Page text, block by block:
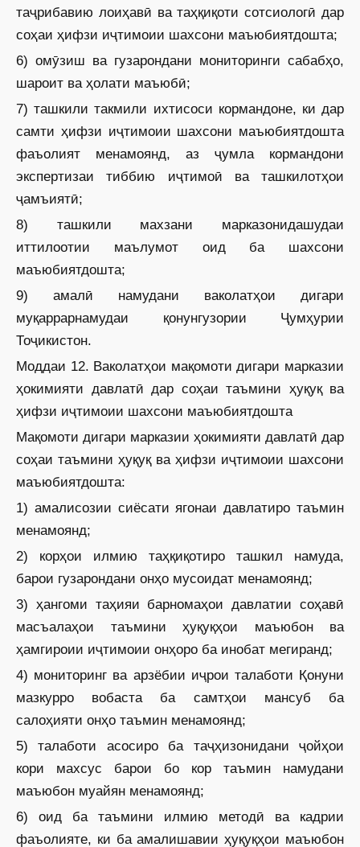
таҷрибавию лоиҳавӣ ва таҳқиқоти сотсиологӣ дар
соҳаи ҳифзи иҷтимоии шахсони маъюбиятдошта;
6) омӯзиш ва гузарондани мониторинги сабабҳо,
шароит ва ҳолати маъюбӣ;
7) ташкили такмили ихтисоси кормандоне, ки дар
самти ҳифзи иҷтимоии шахсони маъюбиятдошта
фаъолият менамоянд, аз ҷумла кормандони
экспертизаи тиббию иҷтимоӣ ва ташкилотҳои
ҷамъиятӣ;
8) ташкили махзани марказонидашудаи
иттилоотии маълумот оид ба шахсони
маъюбиятдошта;
9) амалӣ намудани ваколатҳои дигари
муқаррарнамудаи қонунгузории Ҷумҳурии
Тоҷикистон.
Моддаи 12. Ваколатҳои мақомоти дигари марказии
ҳокимияти давлатӣ дар соҳаи таъмини ҳуқуқ ва
ҳифзи иҷтимоии шахсони маъюбиятдошта
Мақомоти дигари марказии ҳокимияти давлатӣ дар
соҳаи таъмини ҳуқуқ ва ҳифзи иҷтимоии шахсони
маъюбиятдошта:
1) амалисозии сиёсати ягонаи давлатиро таъмин
менамоянд;
2) корҳои илмию таҳқиқотиро ташкил намуда,
барои гузарондани онҳо мусоидат менамоянд;
3) ҳангоми таҳияи барномаҳои давлатии соҳавӣ
масъалаҳои таъмини ҳуқуқҳои маъюбон ва
ҳамгироии иҷтимоии онҳоро ба инобат мегиранд;
4) мониторинг ва арзёбии иҷрои талаботи Қонуни
мазкурро вобаста ба самтҳои мансуб ба
салоҳияти онҳо таъмин менамоянд;
5) талаботи асосиро ба таҷҳизонидани ҷойҳои
кори махсус барои бо кор таъмин намудани
маъюбон муайян менамоянд;
6) оид ба таъмини илмию методӣ ва кадрии
фаъолияте, ки ба амалишавии ҳуқуқҳои маъюбон